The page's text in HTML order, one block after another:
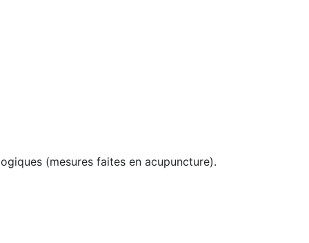
(mesures faites en acupuncture).